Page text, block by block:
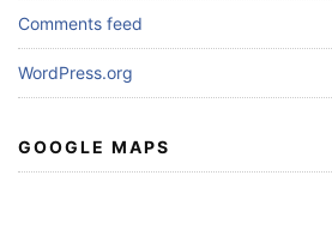
Comments feed
WordPress.org
GOOGLE MAPS